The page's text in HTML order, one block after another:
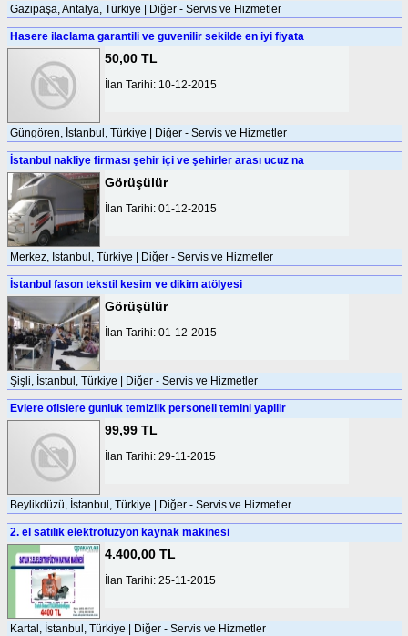
Gazipaşa, Antalya, Türkiye | Diğer - Servis ve Hizmetler
Hasere ilaclama garantili ve guvenilir sekilde en iyi fiyata
50,00 TL
İlan Tarihi: 10-12-2015
Güngören, İstanbul, Türkiye | Diğer - Servis ve Hizmetler
İstanbul nakliye firması şehir içi ve şehirler arası ucuz na
Görüşülür
İlan Tarihi: 01-12-2015
Merkez, İstanbul, Türkiye | Diğer - Servis ve Hizmetler
İstanbul fason tekstil kesim ve dikim atölyesi
Görüşülür
İlan Tarihi: 01-12-2015
Şişli, İstanbul, Türkiye | Diğer - Servis ve Hizmetler
Evlere ofislere gunluk temizlik personeli temini yapilir
99,99 TL
İlan Tarihi: 29-11-2015
Beylikdüzü, İstanbul, Türkiye | Diğer - Servis ve Hizmetler
2. el satılık elektrofüzyon kaynak makinesi
4.400,00 TL
İlan Tarihi: 25-11-2015
Kartal, İstanbul, Türkiye | Diğer - Servis ve Hizmetler